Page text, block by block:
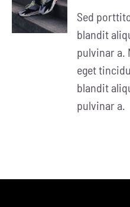
/
DETAILS
Sed
blandit
pulvinar a.
eget
blandit
pulvinar a.